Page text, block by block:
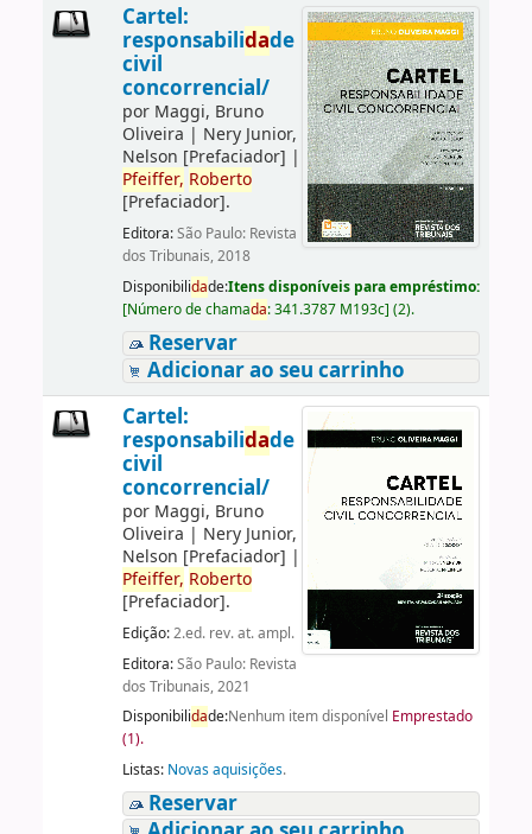
Cartel:
responsabilidade
civil
concorrencial/
por Maggi, Bruno
Oliveira | Nery Junior,
Nelson [Prefaciador] |
Pfeiffer, Roberto
[Prefaciador].
Editora:São Paulo: Revista
dos Tribunais, 2018
Disponibilidade:Itens disponíveis para empréstimo:
[Número de chamada:341.3787 M193c] (2).
Reservar
Adicionar ao seu carrinho
Cartel:
responsabilidade
civil
concorrencial/
por Maggi, Bruno
Oliveira | Nery Junior,
Nelson [Prefaciador] |
Pfeiffer, Roberto
[Prefaciador].
Edição:2.ed. rev. at. ampl.
Editora:São Paulo: Revista
dos Tribunais, 2021
Disponibilidade:Nenhum item disponível Emprestado
(1).
Listas: Novas aquisições.
Reservar